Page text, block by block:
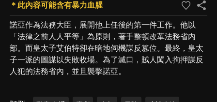
＊此內容可能含有暴力血腥
諾亞作為法務大臣，展開他上任後的第一件工作。他以
「法律之前人人平等」為原則，著手整頓改革法務省內
部。而皇太子艾伯特卻在暗地伺機謀反篡位。最終，皇太
子一派的圖謀以失敗收場。為了滅口，賊人闖入拘押謀反
人犯的法務省內，並且襲擊諾亞。